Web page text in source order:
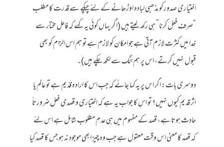
اختیاری صدور کو مذھبی لبادہ اوڑھانے کے لئے چپکے سے قدرت کا مطلب
“صرف فعل کرنا” ہی رکھ لیتے ہیں (اگر یہاں کوئی یہ کہے کہ فاعل مختار سے
خدا میں کثرت لازم آتی ہے جو امکان کو لازم ہے تو ہم اس الزام کو بھی
قبول نہیں کرتے، اس پر ہم الگ سے لکھ چکے ہیں)۔
دوسری بات: اگر اس پر یہ کہا جائے کہ جب اس کا ارادہ قدیم ہے تو عالم یا
اثر قدیم کیوں نہیں؟ تو اس کا جواب یہ ہے کہ اختیاری و قصدی فعل ضرورتاً
حادث ہوتا ہے، قصد کے مفہوم میں ہی عدمِ مطلوب شامل ہے اس لئے
کہ قصد کا معنی اس وقت معقول ہے جب وہ چیز ابھی موجود نہ ہو جس کا قصد کیا